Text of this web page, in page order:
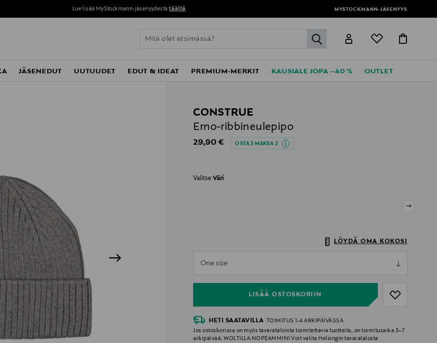
Lue lisää MyStockmann-jäsenyydestä täältä MYSTOCKMANN-JÄSENYYS
label.header.go
JÄSENEDUT UUTUUDET EDUT & IDEAT PREMIUM-MERKIT KAUSIALE JOPA –40 % OUTLET
CONSTRUE
Erno-ribbineulepipo
Original Price
29,90 € OSTA 3 MAKSA 2
ValitseVäri
LÖYDÄ OMA KOKOSI
One size
LISÄÄ OSTOSKORIIN
null
HETI SAATAVILLA
TOIMITUS 1-4 ARKIPÄIVÄSSÄ
Jos ostoskorissa on myös tavarataloista toimitettavia tuotteita, on toimitusaika 3–7
arkipäivää. WOLTILLA NOPEAMMIN! Voit valita Helsingin tavaratalosta